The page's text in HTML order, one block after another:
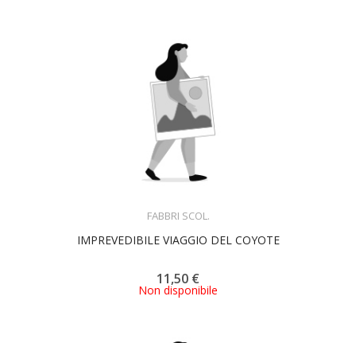
FABBRI SCOL.
IMPREVEDIBILE VIAGGIO DEL COYOTE
11,50 €
Non disponibile